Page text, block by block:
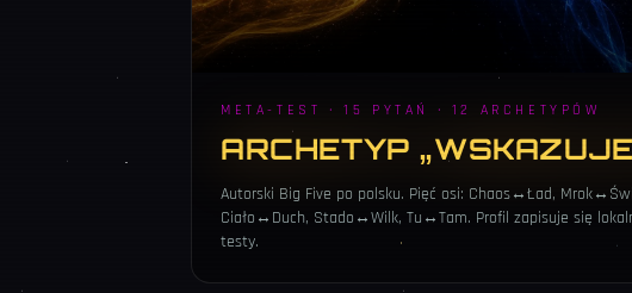
META-TEST · 15 PYTAŃ · 12 ARCHETYPÓW
ARCHETYP
Autorski Big Five po polsku. Pięć osi: Chaos↔Ład,
Ciało↔Duch, Stado↔Wilk, Tu↔Tam. Profil zapisuje się
testy.